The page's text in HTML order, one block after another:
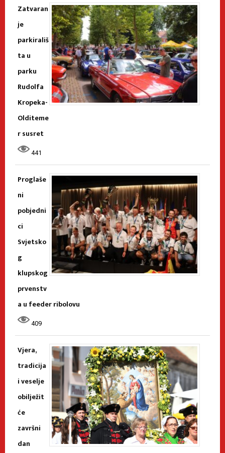
Zatvaran
je
parkirališ
ta u
parku
Rudolfa
Kropeka-
Olditeme
r susret
441
Proglaše
ni
pobjedni
ci
Svjetsko
g
klupskog
prvenstv
a u feeder ribolovu
409
Vjera,
tradicija
i veselje
obilježit
će
završni
dan